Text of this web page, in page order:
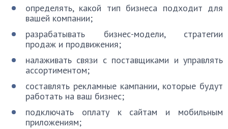
определять, какой тип бизнеса подходит для
вашей компании;
разрабатывать бизнес-модели, стратегии
продаж и продвижения;
налаживать связи с поставщиками и управлять
ассортиментом;
составлять рекламные кампании, которые будут
работать на ваш бизнес;
подключать оплату к сайтам и мобильным
приложениям;